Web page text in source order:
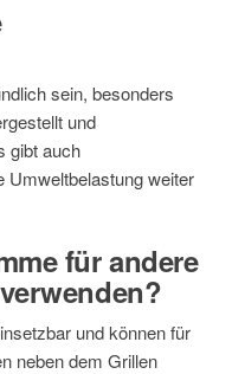
sein, besonders
und
gibt auch
Umweltbelastung weiter
für andere
und können für
neben dem Grillen